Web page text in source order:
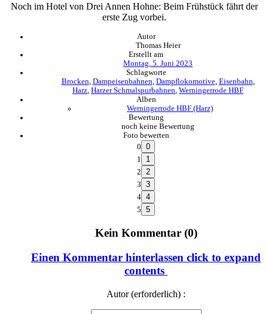
Noch im Hotel von Drei Annen Hohne: Beim Frühstück fährt der
erste Zug vorbei.
Autor
Thomas Heier
Erstellt am
Montag, 5. Juni 2023
Schlagworte
Brocken Dampeisenbahnen Dampflokomotive, Eisenbahn
Harz Harzer Schmalspurbahnen Werningerrode HBF
Alben
Werningerrode HBF (Harz)
Bewertung
noch keine Bewertung
Foto bewerten
0
1
2
3
4
5
Kein Kommentar (0)
Einen Kommentar hinterlassen click to expand
contents
Autor (erforderlich) :